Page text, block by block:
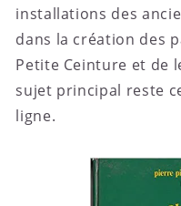
installations des
dans la création des
Petite Ceinture et de
sujet principal reste
ligne.